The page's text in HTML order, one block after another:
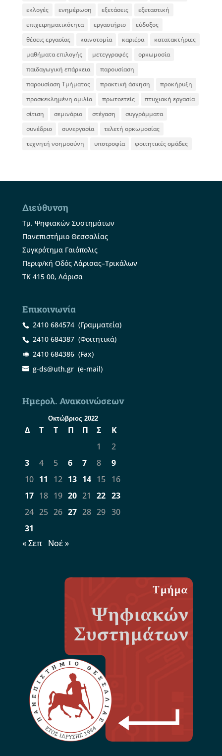
εκλογές
ενημέρωση εξετάσεις
εξεταστική
επιχειρηματικότητα
εργαστήριο
εύδοξος
θέσεις εργασίας
καινοτομία καριέρα
κατατακτήριες
μαθήματα επιλογής
μετεγγραφές
ορκωμοσία
παιδαγωγική επάρκεια
παρουσίαση
παρουσίαση Τμήματος
πρακτική άσκηση
προκήρυξη
προσκεκλημένη ομιλία
πρωτοετείς
πτυχιακή εργασία
σίτιση
σεμινάριο στέγαση
συγγράμματα
συνέδριο
συνεργασία
τελετή ορκωμοσίας
τεχνητή νοημοσύνη
υποτροφία φοιτητικές ομάδες
Διεύθυνση
Τμ. Ψηφιακών Συστημάτων
Πανεπιστήμιο Θεσσαλίας
Συγκρότημα Γαιόπολις
Περιφ/κή Οδός Λάρισας–Τρικάλων
ΤΚ 415 00, Λάρισα
Επικοινωνία
2410 684574(Γραμματεία)
2410 684387(Φοιτητικά)
2410 684386(Fax)
g-ds@uth.gr(e-mail)
Ημερολ. Ανακοινώσεων
Οκτώβριος 2022
Δ Τ Τ Π Π Σ
Κ
1
2
3
4 5 6 7 8
9
10 11 12 13 14 15
16
17 18 19 20 21 22 23
24 25 26 27 28 29 30
31
« Σεπ
Νοέ »